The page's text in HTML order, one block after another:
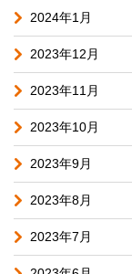
2024年1月
2023年12月
2023年11月
2023年10月
2023年9月
2023年8月
2023年7月